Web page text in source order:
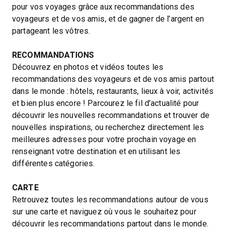
pour vos voyages grâce aux recommandations des
voyageurs et de vos amis, et de gagner de l’argent en
partageant les vôtres.
RECOMMANDATIONS
Découvrez en photos et vidéos toutes les
recommandations des voyageurs et de vos amis partout
dans le monde : hôtels, restaurants, lieux à voir, activités
et bien plus encore ! Parcourez le fil d’actualité pour
découvrir les nouvelles recommandations et trouver de
nouvelles inspirations, ou recherchez directement les
meilleures adresses pour votre prochain voyage en
renseignant votre destination et en utilisant les
différentes catégories.
CARTE
Retrouvez toutes les recommandations autour de vous
sur une carte et naviguez où vous le souhaitez pour
découvrir les recommandations partout dans le monde.